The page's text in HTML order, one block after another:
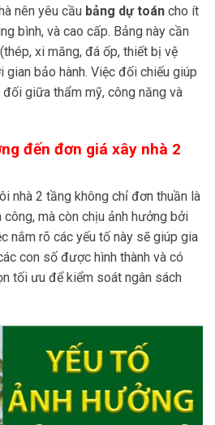
nên yêu cầu bảng dự toán cho ít
bình, và cao cấp. Bảng này cần
xi măng, đá ốp, thiết bị vệ
gian bảo hành. Việc đối chiếu giúp
giữa thẩm mỹ, công năng và
đến đơn giá xây nhà 2
nhà 2 tầng không chỉ đơn thuần là
mà còn chịu ảnh hưởng bởi
nắm rõ các yếu tố này sẽ giúp gia
con số được hình thành và có
tối ưu để kiểm soát ngân sách